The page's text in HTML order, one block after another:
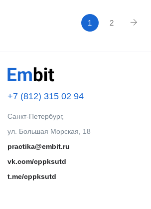
1 2
+7 (812) 315 02 94
Санкт-Петербург,
ул. Большая Морская, 18
practika@embit.ru
vk.com/cppksutd
t.me/cppksutd